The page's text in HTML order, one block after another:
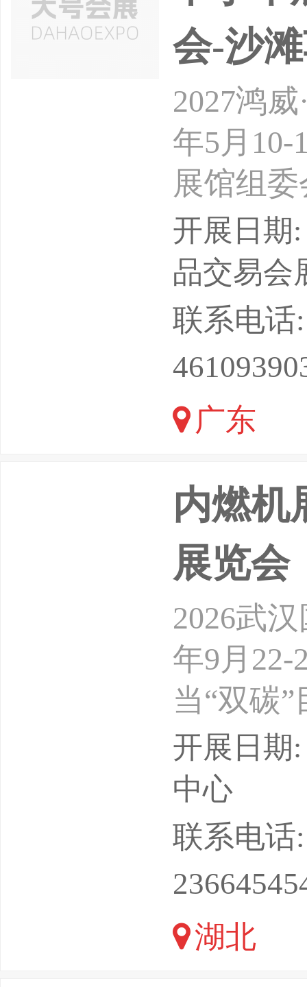
会-沙
2027鸿
年5月10-
展馆组
构（拟
广东鸿
旅游景
东鸿威
行业欧
辆协会
开展日期
品交易会
联系电话
广东
内燃机
展览会
2026武
年9月22-
当“双碳
碳化成
在从传
武汉国际
日至24
焕新・
建起连
开展日期
中心
联系电话
湖北